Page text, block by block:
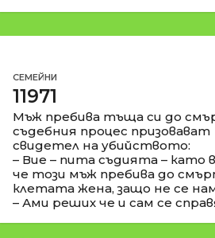
СЕМЕЙНИ
11971
Мъж пребива тъща си до
съдебния процес призовават
свидетел на убийството:
– Вие – пита съдията – като
че този мъж пребива до
клетата жена, защо не се
– Ами реших че и сам се